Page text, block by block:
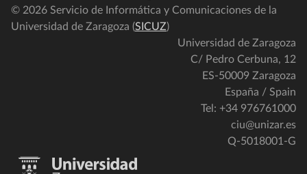
© 2026 Servicio de Informática y Comunicaciones de la
Universidad de Zaragoza (SICUZ)
Universidad de Zaragoza
C/ Pedro Cerbuna, 12
ES-50009 Zaragoza
España / Spain
Tel: +34 976761000
ciu@unizar.es
Q-5018001-G